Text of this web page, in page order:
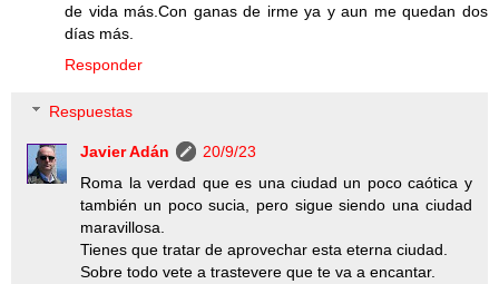
de vida más.Con ganas de irme ya y aun me quedan dos
días más.
Responder
Respuestas
Javier Adán
20/9/23
Roma la verdad que es una ciudad un poco caótica y
también un poco sucia, pero sigue siendo una ciudad
maravillosa.
Tienes que tratar de aprovechar esta eterna ciudad.
Sobre todo vete a trastevere que te va a encantar.